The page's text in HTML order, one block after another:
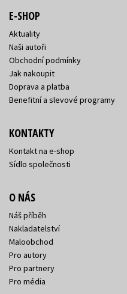
E-SHOP
Aktuality
Naši autoři
Obchodní podmínky
Jak nakoupit
Doprava a platba
Benefitní a slevové programy
KONTAKTY
Kontakt na e-shop
Sídlo společnosti
O NÁS
Náš příběh
Nakladatelství
Maloobchod
Pro autory
Pro partnery
Pro média